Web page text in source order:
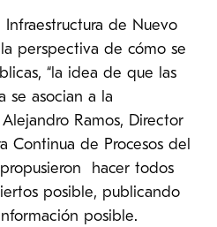
de Nuevo
perspectiva de cómo se
“la idea de que las
se asocian a la
Ramos, Director
Continua de Procesos del
hacer todos
posible, publicando
posible.